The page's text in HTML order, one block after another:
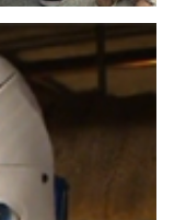
:
du robot